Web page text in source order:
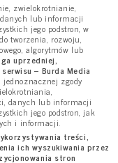
zwielokrotnianie,
lub informacji
jego podstron, w
tworzenia, rozwoju,
algorytmów lub
uprzedniej,
– Burda Media
zgody
danych lub informacji
jego podstron, jak
i informacji.
treści,
ich wyszukiwania przez
stron